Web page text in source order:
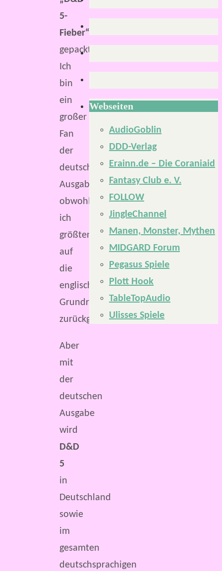
5-
Fieber“
gepackt.
Ich
bin
ein
großer
Fan
der
deutschen
Ausgabe,
obwohl
ich
größtenteils
auf
die
englischen
Grundregelwerke
zurückgreife.
Aber
mit
der
deutschen
Ausgabe
wird
D&D
5
in
Deutschland
sowie
im
gesamten
deutschsprachigen
Webseiten
AudioGoblin
DDD-Verlag
Erainn.de – Die Coraniaid
Fantasy Club e. V.
FOLLOW
JingleChannel
Manen, Monster, Mythen
MIDGARD Forum
Pegasus Spiele
Plott Hook
TableTopAudio
Ulisses Spiele